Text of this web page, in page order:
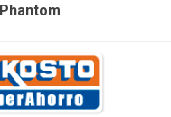
Phantom